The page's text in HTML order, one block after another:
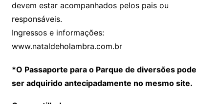
devem estar acompanhados pelos pais ou
responsáveis.
Ingressos e informações:
www.nataldeholambra.com.br
*O Passaporte para o Parque de diversões pode
ser adquirido antecipadamente no mesmo site.